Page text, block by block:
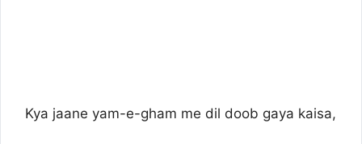
Kya jaane yam-e-gham me dil doob gaya kaisa,